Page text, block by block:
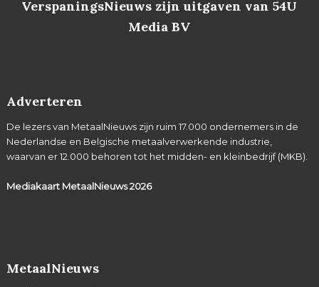
VerspaningsNieuws zijn uitgaven van 54U
Media BV
Adverteren
De lezers van MetaalNieuws zijn ruim 17.000 ondernemers in de
Nederlandse en Belgische metaalverwerkende industrie,
waarvan er 12.000 behoren tot het midden- en kleinbedrijf (MKB).
Mediakaart MetaalNieuws2026
MetaalNieuws